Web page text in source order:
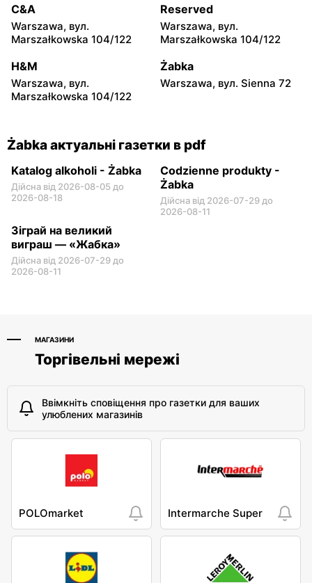
Grzybowska 4
41/43
Żabka Żabka
Żabka
Warszawa, вул. Prosta 2/14
Żabka
C&A
Warszawa, вул.
Marszałkowska 104/122
Reserved
Warszawa, вул.
Marszałkowska 104/122
H&M
Warszawa, вул.
Marszałkowska 104/122
Żabka
Warszawa, вул. Sienna 72
Żabka актуальні газетки в pdf
Katalog alkoholi - Żabka
Дійсна від 2026-08-05 до
2026-08-18
Codzienne produkty -
Żabka
Дійсна від 2026-07-29 до
2026-08-11
Зіграй на великий
виграш — «Жабка»
Дійсна від 2026-07-29 до
2026-08-11
МАГАЗИНИ
Торгівельні мережі
Ввімкніть сповіщення про газетки для ваших
улюблених магазинів
POLOmarket Intermarche Super